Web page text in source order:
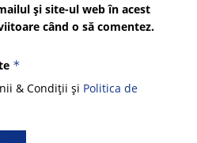
și site-ul web în acest
când o să comentez.
*
& Condiții și Politica de